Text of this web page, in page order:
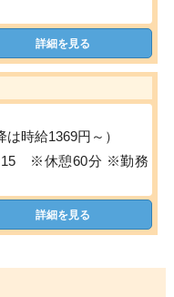
詳細を見る
時給1369円～）
※休憩60分 ※勤務
詳細を見る